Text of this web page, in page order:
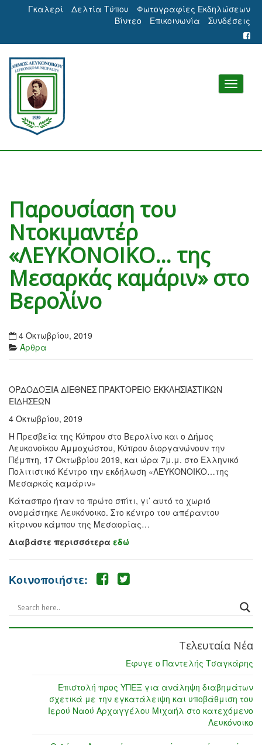
Γκαλερί Δελτία Τύπου
Φωτογραφίες Εκδηλώσεων
Βίντεο
Επικοινωνία Συνδέσεις
Παρουσίαση του
Ντοκιμαντέρ
«ΛΕΥΚΟΝΟΙΚΟ… της
Μεσαρκάς καμάριν» στο
Βερολίνο
4 Οκτωβρίου, 2019
Άρθρα
ΟΡΔΟΔΟΞΙΑ ΔΙΕΘΝΕΣ ΠΡΑΚΤΟΡΕΙΟ ΕΚΚΛΗΣΙΑΣΤΙΚΩΝ
ΕΙΔΗΣΕΩΝ
4 Οκτωβρίου, 2019
Η Πρεσβεία της Κύπρου στο Βερολίνο και ο Δήμος
Λευκονοίκου Αμμοχώστου, Κύπρου διοργανώνουν την
Πέμπτη, 17 Οκτωβρίου 2019, και ώρα 7μ.μ. στο Ελληνικό
Πολιτιστικό Κέντρο την εκδήλωση «ΛΕΥΚΟΝΟΙΚΟ…της
Μεσαρκάς καμάριν»
Κάτασπρο ήταν το πρώτο σπίτι, γι’ αυτό το χωριό
ονομάστηκε Λευκόνοικο. Στο κέντρο του απέραντου
κίτρινου κάμπου της Μεσαορίας…
Διαβάστε περισσότερα εδώ
Κοινοποιήστε:
Τελευταία Νέα
Έφυγε ο Παντελής Τσαγκάρης
Επιστολή προς ΥΠΕΞ για ανάληψη διαβημάτων
σχετικά με την εγκατάλειψη και υποβάθμιση του
Ιερού Ναού Αρχαγγέλου Μιχαήλ στο κατεχόμενο
Λευκόνοικο